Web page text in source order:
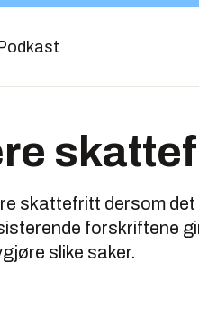
skattefritt dersom det
forskriftene
slike saker.